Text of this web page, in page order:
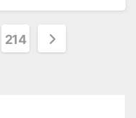
214